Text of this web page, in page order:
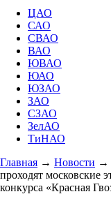
ЦАО
САО
СВАО
ВАО
ЮВАО
ЮАО
ЮЗАО
ЗАО
СЗАО
ЗелАО
ТиНАО
Главная → Новости →
проходят московские
конкурса «Красная